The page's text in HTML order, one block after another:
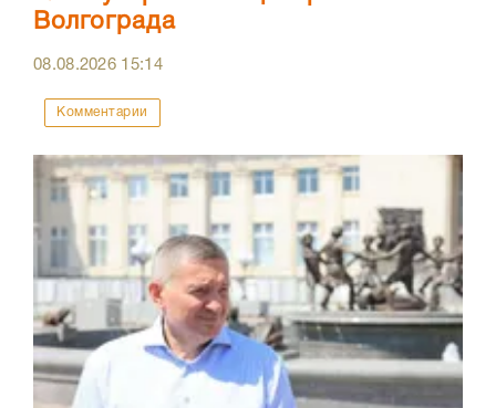
Волгограда
08.08.2026 15:14
Комментарии